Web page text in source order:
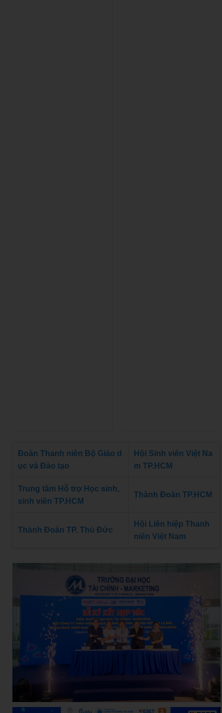
Đoàn Thanh niên Bộ Giáo d
ục và Đào tạo
Hội Sinh viên Việt Na
m TP.HCM
Trung tâm Hỗ trợ Học sinh,
sinh viên TP.HCM
Thành Đoàn TP.HCM
Thành Đoàn TP. Thủ Đức
Hội Liên hiệp Thanh
niên Việt Nam